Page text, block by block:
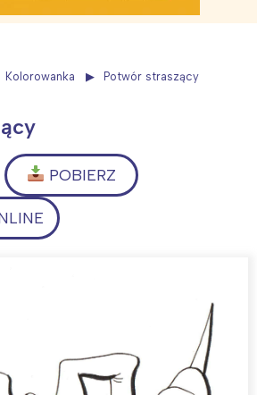
Kolorowanka Potwór straszący
POBIERZ